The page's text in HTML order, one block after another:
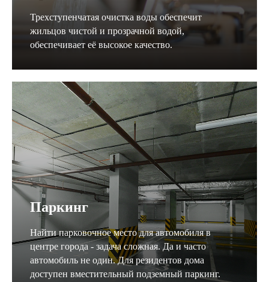
Трехступенчатая очистка воды обеспечит
жильцов чистой и прозрачной водой,
обеспечивает её высокое качество.
Паркинг
Найти парковочное место для автомобиля в
центре города - задача сложная. Да и часто
автомобиль не один. Для резидентов дома
доступен вместительный подземный паркинг.